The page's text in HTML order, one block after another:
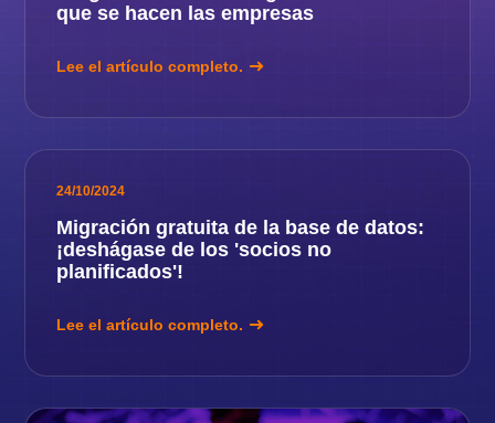
que se hacen las empresas
Lee el artículo completo.
24/10/2024
Migración gratuita de la base de datos:
¡deshágase de los 'socios no
planificados'!
Lee el artículo completo.